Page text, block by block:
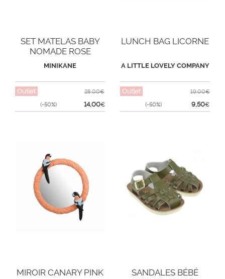
SET MATELAS BABY
NOMADE ROSE
ORCHIDÉE
MINIKANE
Outlet
(-50%)
28,00€
14,00€
LUNCH BAG LICORNE
A LITTLE LOVELY COMPANY
Outlet
(-50%)
19,00€
9,50€
MIROIR CANARY PINK
SANDALES BÉBÉ